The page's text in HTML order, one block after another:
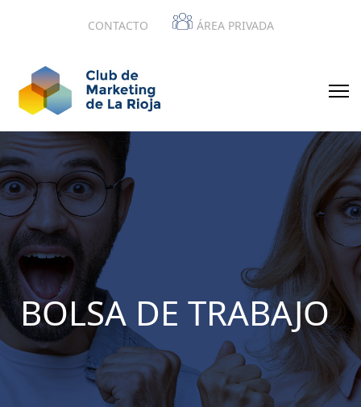
CONTACTO ÁREA PRIVADA
BOLSA DE TRABAJO